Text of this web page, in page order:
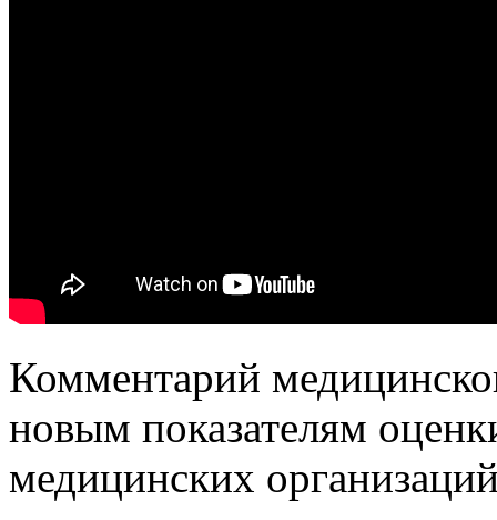
Комментарий
новым показателям
медицинских